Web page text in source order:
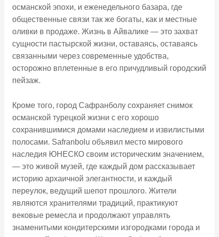
османской эпохи, и еженедельного базара, где
общественные связи так же богаты, как и местные
оливки в продаже. Жизнь в Айвалике — это захват
сущности пастырской жизни, оставаясь, оставаясь
связанными через современные удобства,
осторожно вплетенные в его причудливый городский
пейзаж.
Кроме того, город Сафранболу сохраняет снимок
османской турецкой жизни с его хорошо
сохранившимися домами наследием и извилистыми
полосами. Safranbolu объявил место мирового
наследия ЮНЕСКО своим историческим значением,
— это живой музей, где каждый дом рассказывает
историю архаичной элегантности, и каждый
переулок, ведущий шепот прошлого. Жители
являются хранителями традиций, практикуют
вековые ремесла и продолжают управлять
знаменитыми кондитерскими изгородками города и